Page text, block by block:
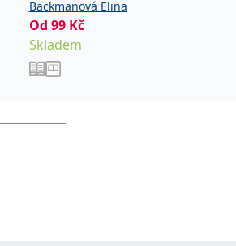
Backmanová Elina
Od 99 Kč
Skladem